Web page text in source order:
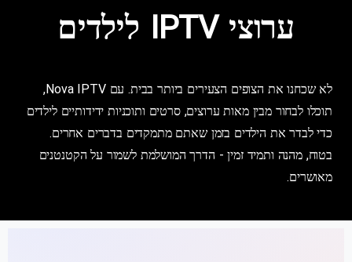
ערוצי IPTV לילדים
לא שכחנו את הצופים הצעירים ביותר בבית. עם Nova IPTV,
תוכלו לבחור מבין מאות ערוצים, סרטים ותוכניות ידידותיים לילדים
כדי לבדר את הילדים בזמן שאתם מתמקדים בדברים אחרים.
בטוח, מהנה ותמיד זמין - הדרך המושלמת לשמור על הקטנטנים
מאושרים.